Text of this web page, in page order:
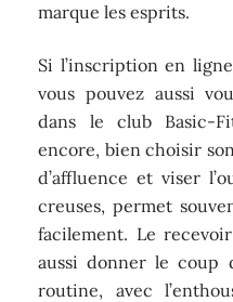
marque les esprits.
Si l’inscription en
vous pouvez aussi
dans le club Basic-
encore, bien choisir
d’affluence et viser
creuses, permet
facilement. Le
aussi donner le coup
routine, avec